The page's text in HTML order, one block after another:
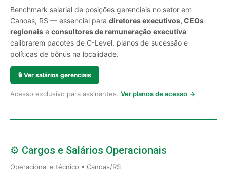
Benchmark salarial de posições gerenciais no setor em
Canoas, RS — essencial para diretores executivos, CEOs
regionais e consultores de remuneração executiva
calibrarem pacotes de C-Level, planos de sucessão e
políticas de bônus na localidade.
🔒 Ver salários gerenciais
Acesso exclusivo para assinantes. Ver planos de acesso →
⚙️ Cargos e Salários Operacionais
Operacional e técnico • Canoas/RS